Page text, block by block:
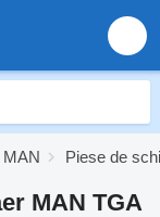
MAN Piese de
MAN TGA